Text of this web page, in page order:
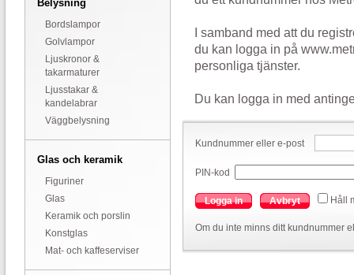
Belysning
Bordslampor
Golvlampor
Ljuskronor &
takarmaturer
Ljusstakar &
kandelabrar
Väggbelysning
Glas och keramik
Figuriner
Glas
Keramik och porslin
Konstglas
Mat- och kaffeserviser
I samband med att du
du kan logga in på
personliga tjänster.
Du kan logga in med
Kundnummer eller e-post
PIN-kod
Logga in Avbryt Håll
Om du inte minns ditt kundnummer